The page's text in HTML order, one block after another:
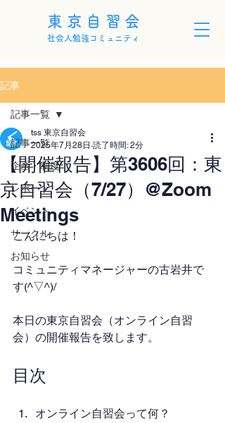
東京自習会
社会人勉強コミュニティ
記事
記事一覧
企画・制度
レポート
イベント
サークル
お知らせ
記事一覧
【開催報告】第3606回：東
京自習会（7/27）@Zoom
Meetings
tss 東京自習会
2025年7月28日 読了時間: 2分
こんにちは！
コミュニティマネージャーの古岩井で
す(^▽^)/
本日の東京自習会（オンライン自習
会）の開催報告を致します。
目次
オンライン自習会って何？